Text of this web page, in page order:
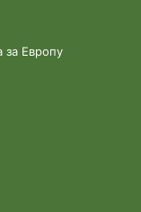
Метропол, у
за Европу